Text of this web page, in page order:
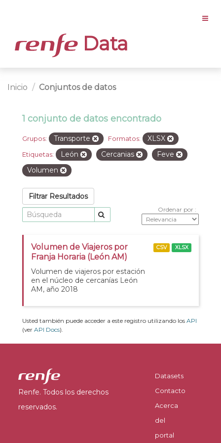
Data
Inicio Conjuntos de datos
1 conjunto de datos encontrado
Grupos: Transporte Formatos: XLSX
Etiquetas: León Cercanias
Feve
Volumen
Filtrar Resultados
Ordenar por
Volumen de Viajeros por
Franja Horaria (León AM)
Volumen de viajeros por estación
en el núcleo de cercanías León
AM, año 2018
CSV XLSX
Usted también puede acceder a este registro utilizando los API
(ver API Docs).
Renfe. Todos los derechos
reservados.
Datasets
Contacto
Acerca
del
portal